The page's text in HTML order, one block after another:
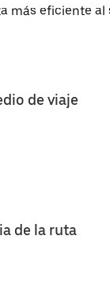
más eficiente al
de viaje
de la ruta